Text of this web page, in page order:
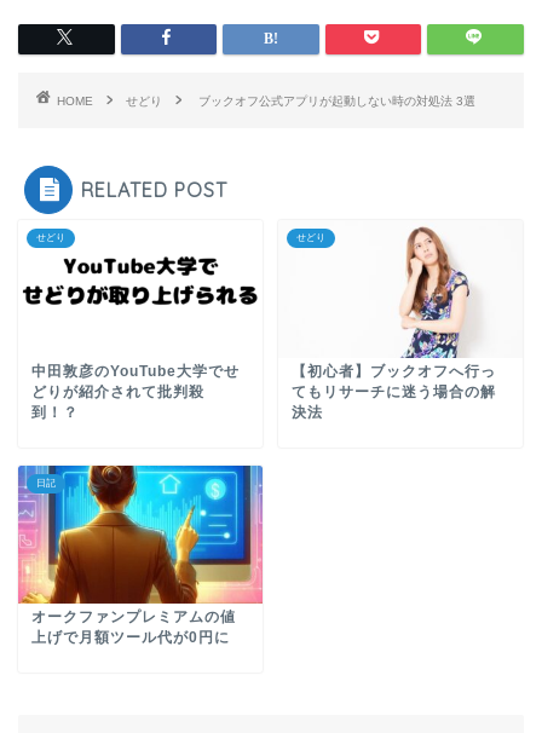
HOME せどり ブックオフ公式アプリが起動しない時の対処法 3選
RELATED POST
せどり
中田敦彦のYouTube大学でせ
どりが紹介されて批判殺
到！？
せどり
【初心者】ブックオフへ行っ
てもリサーチに迷う場合の解
決法
日記
オークファンプレミアムの値
上げで月額ツール代が0円に